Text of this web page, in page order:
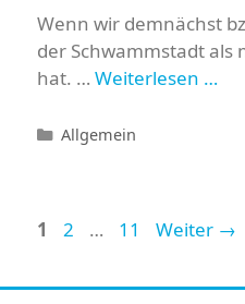
Wenn wir demnächst
der Schwammstadt als
hat. … Weiterlesen …
Kategorien
Allgemein
Seite
1 Seite
2 … Seite
11 Weiter →